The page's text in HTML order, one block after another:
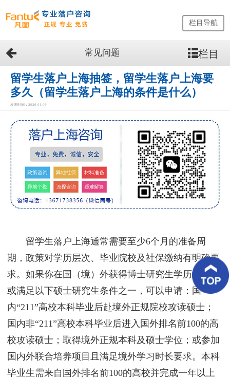
网
站
首
页
留
生
务
优
案
客
好
评
新
闻
资
讯
栏目导航
常见问题 栏目
留学生落户上海抽签，留学生落户上海要
多久（留学生落户上海的条件是什么）
发表时间：2026-01-09
留学生落户上海通常需要至少6个月的准备周
期，政策对学历层次、毕业院校及社保缴纳有明确要
求。如果你在国（境）外获得博士研究生学历学位，
或满足以下硕士研究生条件之一，可以申请：国
内“211”高校本科毕业后赴境外正规院校攻读硕士；
国内非“211”高校本科毕业后进入国外排名前100的高
校攻读硕士；取得境外正规本科及硕士学位；或参加
国内外联合培养项目且满足境外学习时长要求。本科
毕业生需来自国外排名前100的高校并完成一年以上